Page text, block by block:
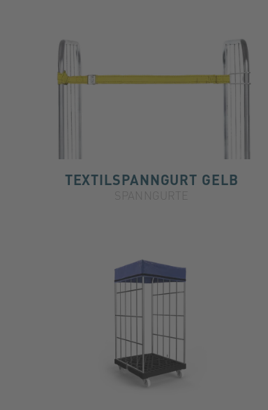
TEXTILSPANNGURT GELB
SPANNGURTE